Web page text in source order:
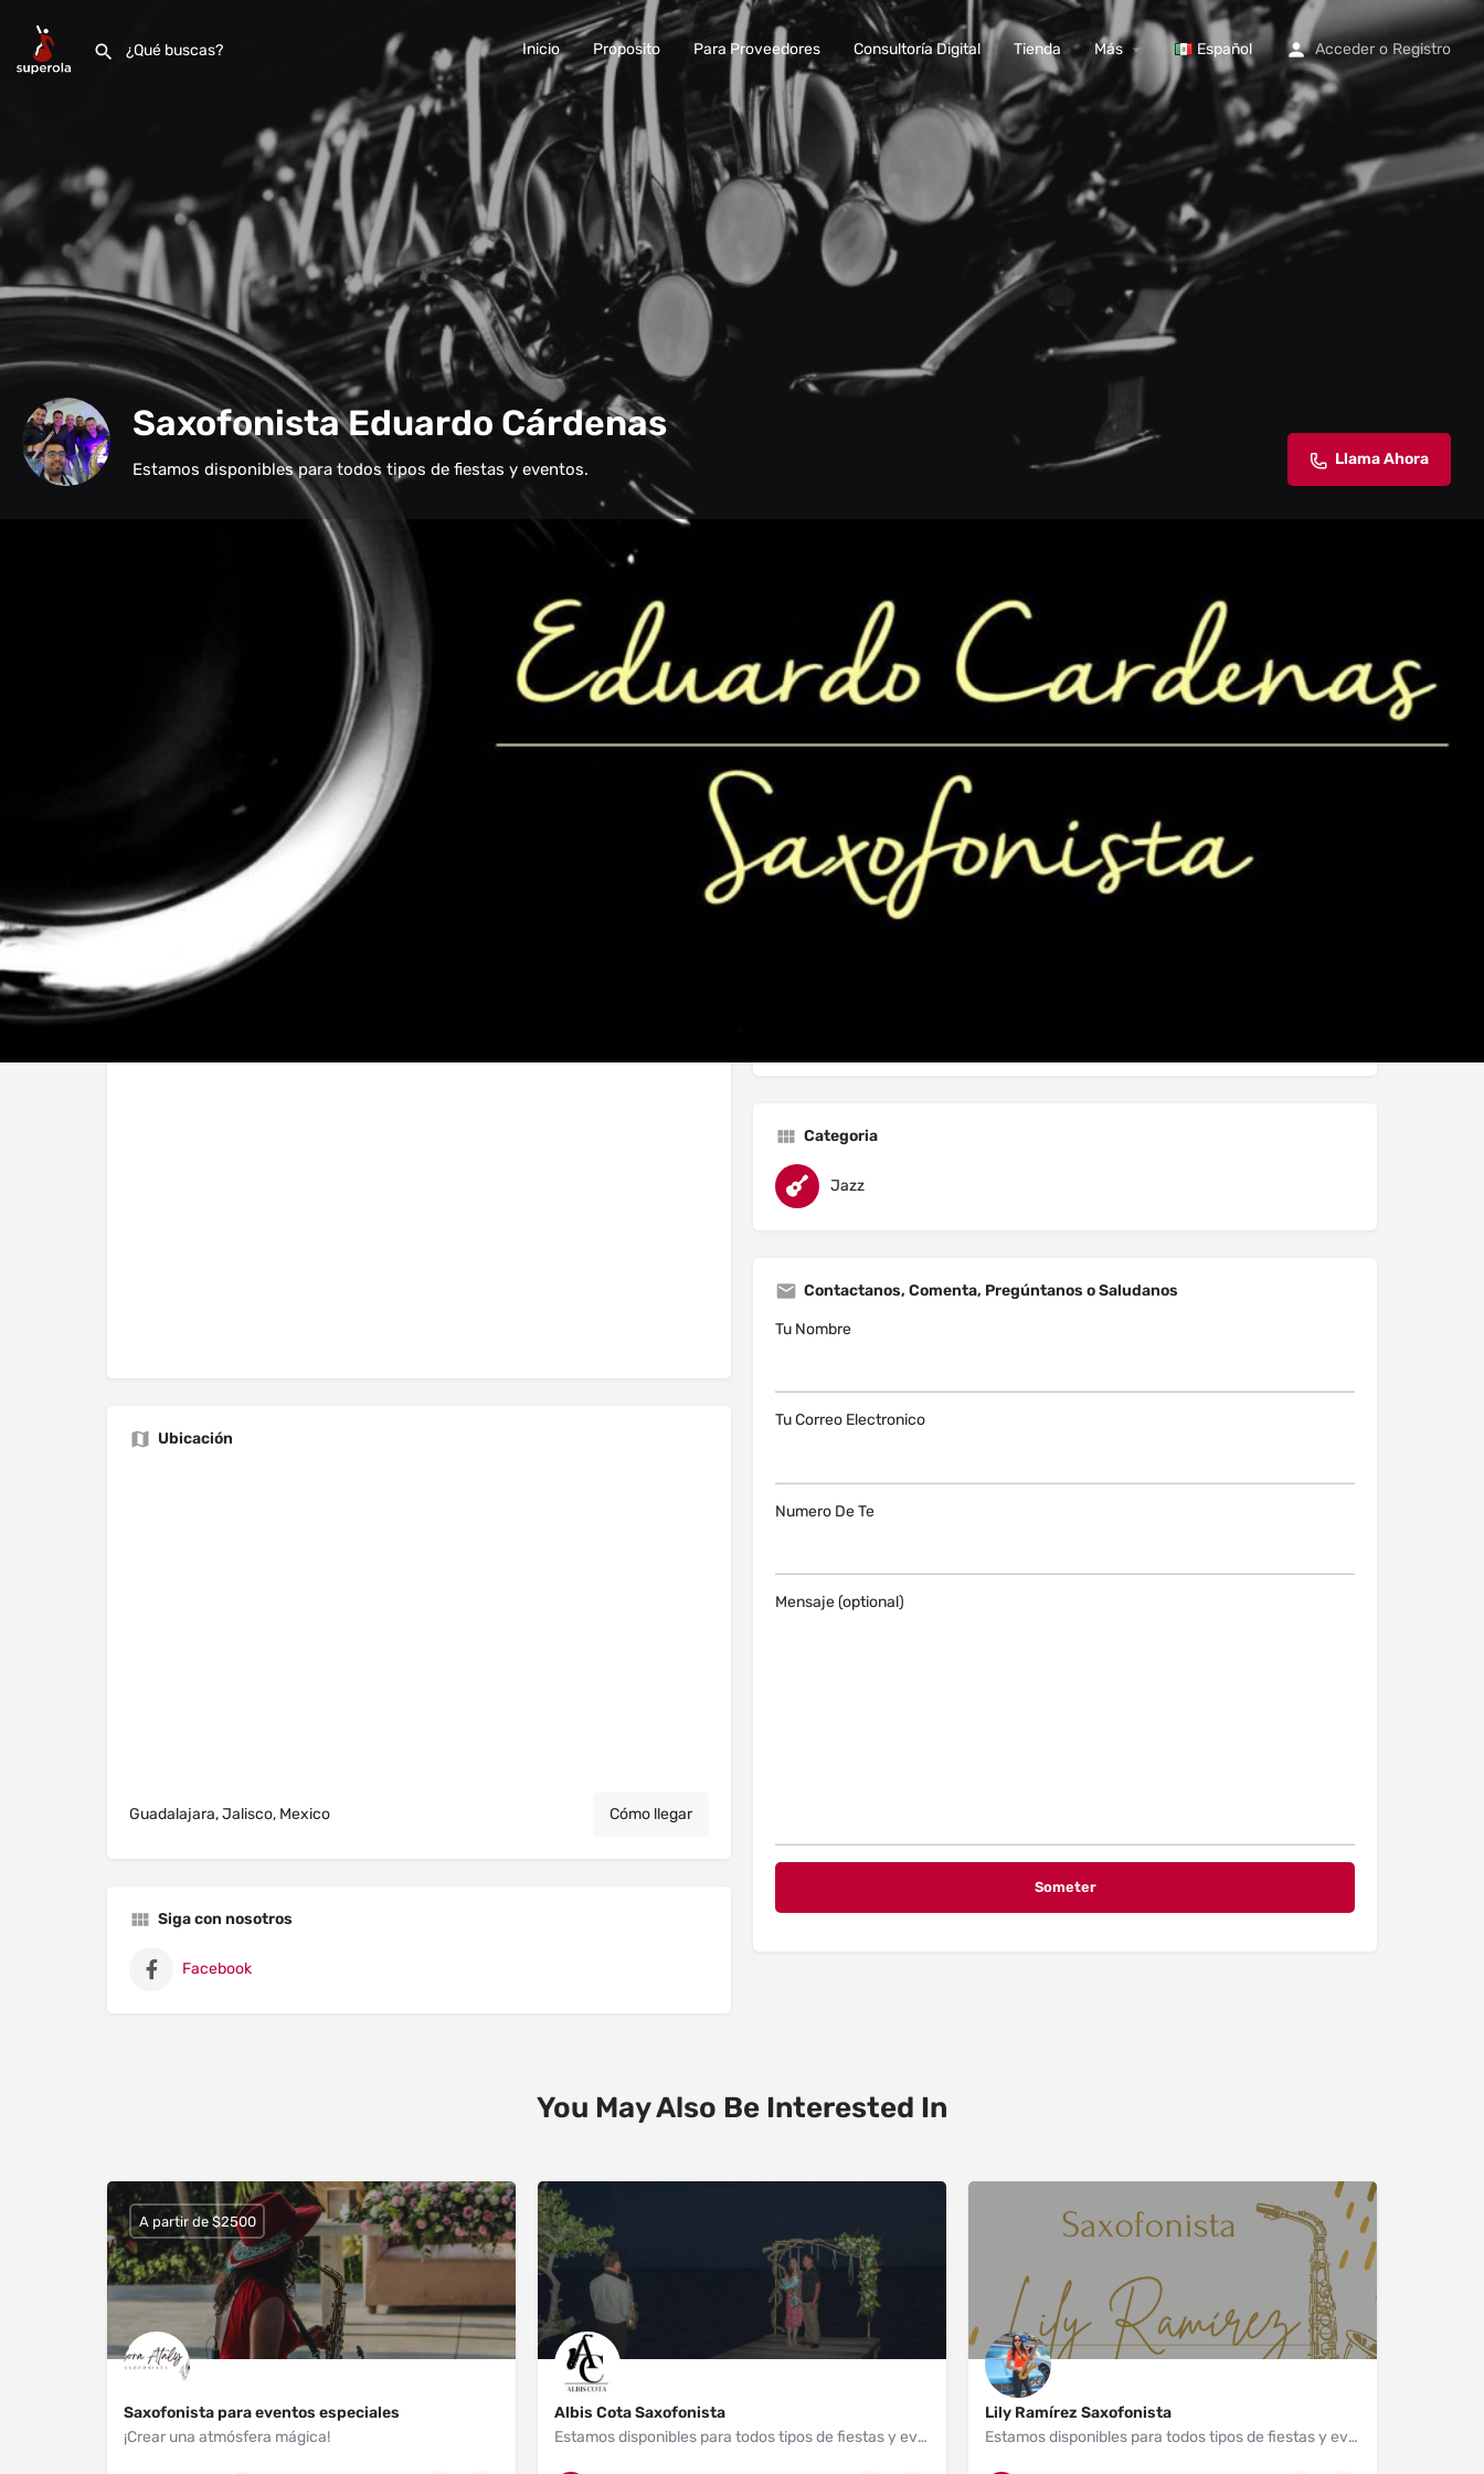
Inicio Proposito Para Proveedores Consultoría Digital Tienda Más Español Acceder o Registro
Saxofonista Eduardo Cárdenas
Estamos disponibles para todos tipos de fiestas y eventos. Llama Ahora
Explorar los Videos Solicitud de Reserva
Llama Ahora Mensaje directo Deja Resena Lista de reclamaciones Reportar Compartir
Estamos disponibles para todo tipo de fiestas y eventos. Por favor contáctenos
usando la forma de contacto aquí. Es la manera mas rápida de comunicarse.
Ubicación
Guadalajara, Jalisco, Mexico Cómo llegar
Siga con nosotros
Facebook
Galeria
Categoria
Jazz
Contactanos, Comenta, Pregúntanos o Saludanos
Tu Nombre
Tu Correo Electronico
Numero De Te
Mensaje (optional)
You May Also Be Interested In
Saxofonista para eventos especiales
¡Crear una atmósfera mágica!
A partir de $2500
Albis Cota Saxofonista
Estamos disponibles para todos tipos de fiestas y eventos.
Lily Ramírez Saxofonista
Estamos disponibles para todos tipos de fiestas y eventos.